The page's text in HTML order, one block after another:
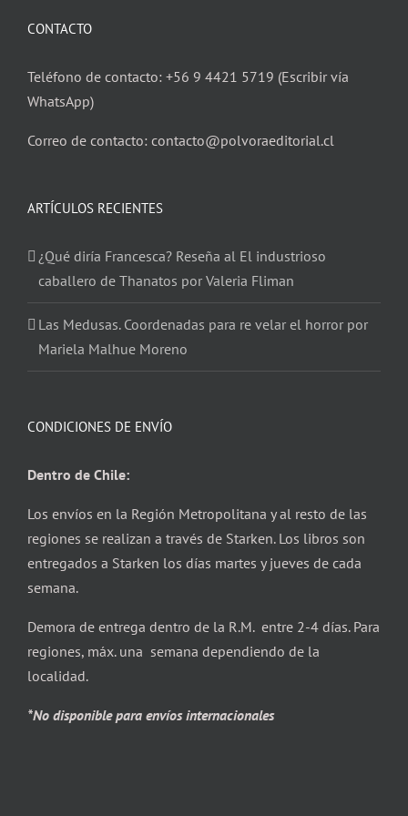
CONTACTO
Teléfono de contacto: +56 9 4421 5719 (Escribir vía
WhatsApp)
Correo de contacto: contacto@polvoraeditorial.cl
ARTÍCULOS RECIENTES
¿Qué diría Francesca? Reseña al El industrioso
caballero de Thanatos por Valeria Fliman
Las Medusas. Coordenadas para re velar el horror por
Mariela Malhue Moreno
CONDICIONES DE ENVÍO
Dentro de Chile:
Los envíos en la Región Metropolitana y al resto de las
regiones se realizan a través de Starken. Los libros son
entregados a Starken los días martes y jueves de cada
semana.
Demora de entrega dentro de la R.M. entre 2-4 días. Para
regiones, máx. una semana dependiendo de la
localidad.
*No disponible para envíos internacionales